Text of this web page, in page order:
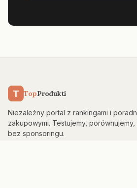
T TopProdukti
Niezależny portal z rankingami i
zakupowymi. Testujemy,
bez sponsoringu.